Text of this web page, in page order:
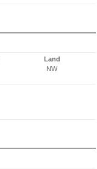
Land
NW